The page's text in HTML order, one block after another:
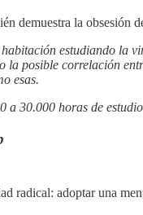
demuestra la obsesión
estudiando la
la posible correlación
esas.
a 30.000 horas de
radical: adoptar una